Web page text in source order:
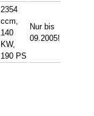
2354
ccm,
140
KW,
190 PS
Nur bis
09.2005!